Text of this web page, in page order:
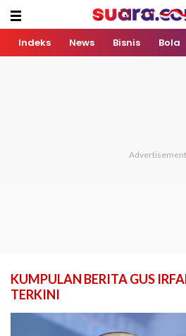
Indeks News Bisnis Bola
KUMPULAN BERITA GUS
TERKINI